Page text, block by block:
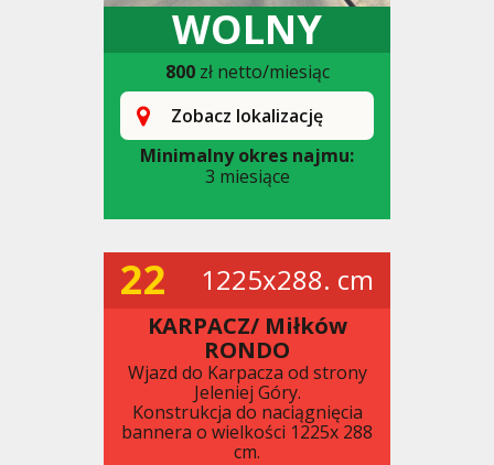
WOLNY
800zł netto/miesiąc
Zobacz lokalizację
Minimalny okres najmu:
3 miesiące
22 1225x288. cm
KARPACZ/ Miłków
RONDO
Wjazd do Karpacza od strony
Jeleniej Góry.
Konstrukcja do naciągnięcia
bannera o wielkości 1225x 288
cm.